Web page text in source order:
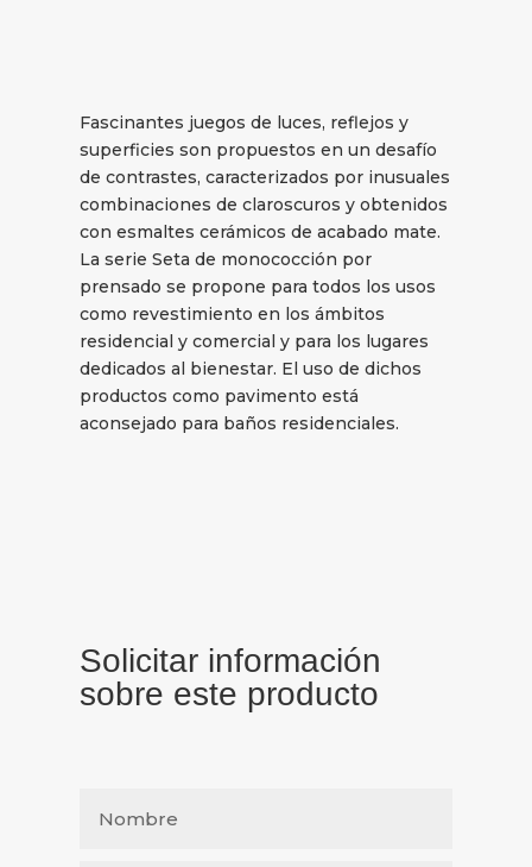
Fascinantes juegos de luces, reflejos y
superficies son propuestos en un desafío
de contrastes, caracterizados por inusuales
combinaciones de claroscuros y obtenidos
con esmaltes cerámicos de acabado mate.
La serie Seta de monococción por
prensado se propone para todos los usos
como revestimiento en los ámbitos
residencial y comercial y para los lugares
dedicados al bienestar. El uso de dichos
productos como pavimento está
aconsejado para baños residenciales.
Solicitar información
sobre este producto